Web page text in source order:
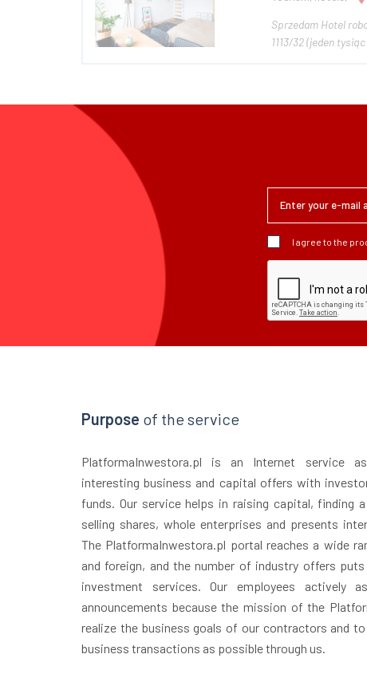
Sprzedam Hotel robotniczy w
1113/32 (jeden
I agree to the
Purpose of the service
PlatformaInwestora.pl is an Internet service
interesting business and capital offers with
funds. Our service helps in raising capital, finding
selling shares, whole enterprises and presents
The PlatformaInwestora.pl portal reaches a wide
and foreign, and the number of industry offers
investment services. Our employees actively
announcements because the mission of the
realize the business goals of our contractors and
business transactions as possible through us.